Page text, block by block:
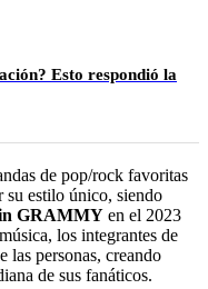
Esto respondió la
de pop/rock favoritas
su estilo único, siendo
GRAMMY en el 2023
los integrantes de
las personas, creando
de sus fanáticos.